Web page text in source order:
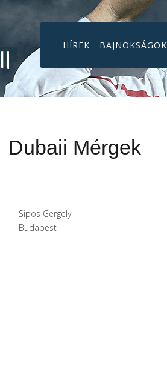
HÍREK BAJNOKSÁGOK
Dubaii Mérgek
Sipos Gergely
Budapest